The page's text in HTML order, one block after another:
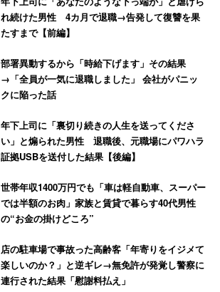
は「潰された」【後編】
れ続けた男性 4カ月で退職→告発して復讐を果
たすまで【前編】
部署異動するから「時給下げます」その結果
→「全員が一気に退職しました」 会社がパニッ
クに陥った話
年下上司に「裏切り続きの人生を送ってくださ
い」と煽られた男性 退職後、元職場にパワハラ
証拠USBを送付した結果【後編】
世帯年収1400万円でも「車は軽自動車、スーパー
では半額のお肉」家族と賃貸で暮らす40代男性
の“お金の掛けどころ”
店の駐車場で事故った高齢客「年寄りをイジメて
楽しいのか？」と逆ギレ→無免許が発覚し警察に
連行された結果「慰謝料払え」